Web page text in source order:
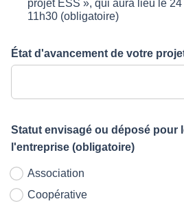
projet ESS », qui aura lieu le
11h30 (obligatoire)
État d'avancement de votre
Statut envisagé ou déposé pour
l'entreprise (obligatoire)
Association
Coopérative